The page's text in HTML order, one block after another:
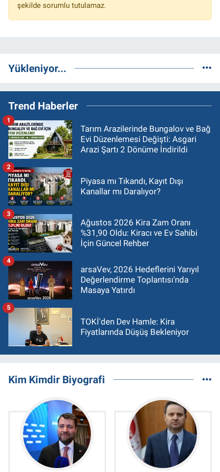
şekilde sorumlu tutulamaz.
Yükleniyor...
Trend Haberler
Tarım Arazilerinde Bungalov ve Bağ
Evi Düzenlemesi Değişti: Asgari
Arazi Şartı 2 Dönüme İndirildi
1
Piyasa mı Tıkandı, Kayıt Dışı
Kanallar mı Daralıyor?
2
Ağustos 2026 Kira Zam Oranı
%31,90 Oldu: Kiracı ve Ev Sahibi
İçin Güncel Rehber
3
arsaVev, 2026 Hedeflerini Yarıyıl
Değerlendirme Toplantısı'nda
Masaya Yatırdı
4
TOKİ'den Dev Hamle: Kira
Fiyatlarında Düşüş Bekleniyor
5
Kim Kimdir Biyografi